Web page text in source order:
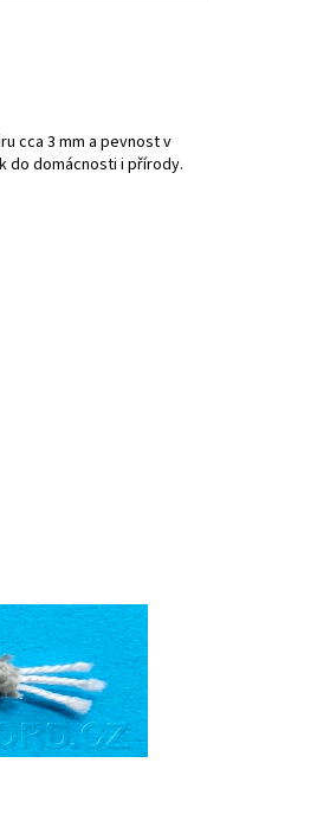
cca 3 mm a pevnost v
do domácnosti i přírody.